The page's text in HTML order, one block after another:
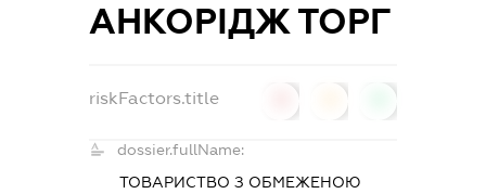
АНКОРІДЖ ТОРГ
riskFactors.title
dossier.fullName:
ТОВАРИСТВО З ОБМЕЖЕНОЮ